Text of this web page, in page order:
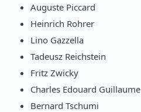
Auguste Piccard
Heinrich Rohrer
Lino Gazzella
Tadeusz Reichstein
Fritz Zwicky
Charles Edouard Guillaume
Bernard Tschumi